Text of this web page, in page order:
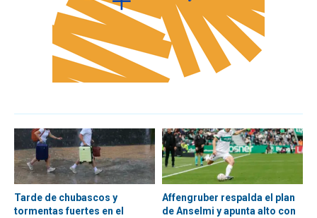
Tarde de chubascos y
tormentas fuertes en el
Affengruber respalda el plan
de Anselmi y apunta alto con